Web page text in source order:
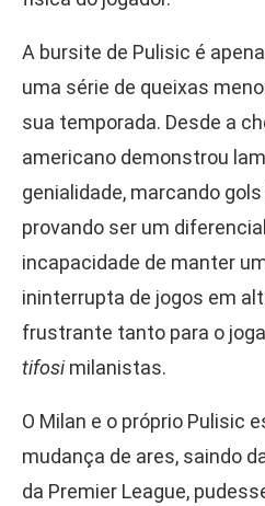
A bursite de Pulisic é
uma série de queixas
sua temporada. Desde a
americano demonstrou
genialidade, marcando
provando ser um
incapacidade de manter
ininterrupta de jogos em
frustrante tanto para o
tifosimilanistas.
O Milan e o próprio Pulisic
mudança de ares, saindo
da Premier League,